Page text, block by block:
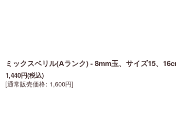
ミックスベリル(Aランク) - 8mm玉、サイズ15、
1,440円(税込)
[通常販売価格: 1,600円]